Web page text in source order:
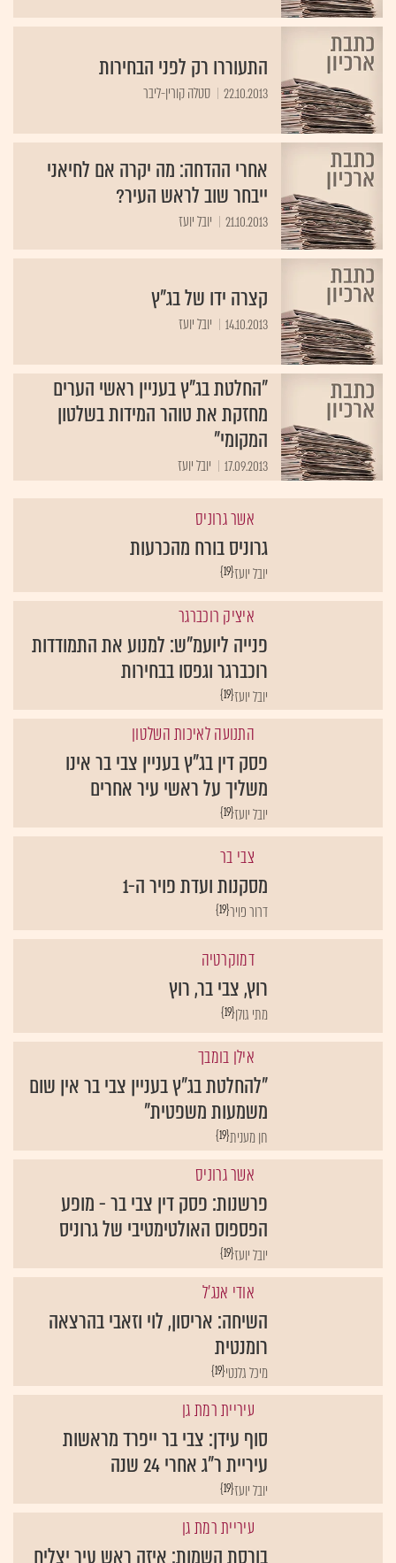
התעוררו רק לפני הבחירות
22.10.2013 סטלה קורין-ליבר
אחרי ההדחה: מה יקרה אם לחיאני
ייבחר שוב לראש העיר?
21.10.2013 יובל יועז
קצרה ידו של בג"ץ
14.10.2013 יובל יועז
"החלטת בג"ץ בעניין ראשי הערים
מחזקת את טוהר המידות בשלטון
המקומי"
17.09.2013 יובל יועז
אשר גרוניס
גרוניס בורח מהכרעות
{19}יובל יועז
איציק רוכברגר
פנייה ליועמ"ש: למנוע את התמודדות
רוכברגר וגפסו בבחירות
{19}יובל יועז
התנועה לאיכות השלטון
פסק דין בג"ץ בעניין צבי בר אינו
משליך על ראשי עיר אחרים
{19}יובל יועז
צבי בר
מסקנות ועדת פויר ה-1
{19}דרור פויר
דמוקרטיה
רוץ, צבי בר, רוץ
{19}מתי גולן
אילן בומבך
"להחלטת בג"ץ בעניין צבי בר אין שום
משמעות משפטית"
{19}חן מענית
אשר גרוניס
פרשנות: פסק דין צבי בר - מופע
הפספוס האולטימטיבי של גרוניס
{19}יובל יועז
אודי אנג'ל
השיחה: אריסון, לוי וזאבי בהרצאה
רומנטית
{19}מיכל גלנטי
עיריית רמת גן
סוף עידן: צבי בר ייפרד מראשות
עיריית ר"ג אחרי 24 שנה
{19}יובל יועז
עיריית רמת גן